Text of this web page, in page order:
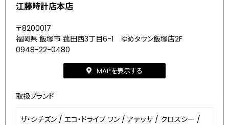
江藤時計店本店
〒8200017
福岡県 飯塚市 菰田西3丁目6-1 ゆめタウン飯塚店2F
0948-22-0480
MAPを表示する
取扱ブランド
ザ・シチズン / エコ・ドライブ ワン / アテッサ / クロスシー /